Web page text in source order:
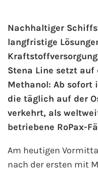
AIDA Kanaren &
AIDA Nordeuropa
AIDA Norwegen
AIDA Westeuropa
AIDA Ostsee
AIDA Orient
Nachhaltiger
langfristige
Stena Line setzt
Methanol: Ab sofort
die täglich auf der
verkehrt, als
betriebene RoPax-
Am heutigen
nach der ersten mit